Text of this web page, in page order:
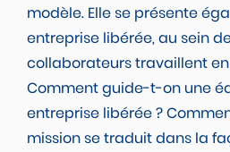
modèle. Elle se présente
entreprise libérée, au sein
collaborateurs travaillent
Comment guide-t-on une
entreprise libérée ?
mission se traduit dans la